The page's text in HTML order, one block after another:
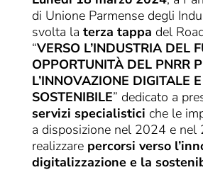
di Unione Parmense degli
svolta la terza tappa del
“VERSO L’INDUSTRIA DEL
OPPORTUNITÀ DEL PNRR
L’INNOVAZIONE DIGITALE E
SOSTENIBILE” dedicato a
servizi specialistici che le
a disposizione nel 2024 e nel
realizzare percorsi verso
digitalizzazione e la